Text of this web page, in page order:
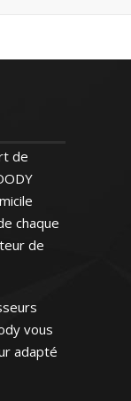
à
les
élève
Angleterre
mes élèves
de
cours
tous les
la
sont
positif
de
chaque
de
vous
adapté